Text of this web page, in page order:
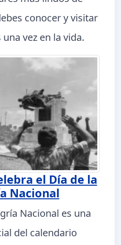
conocer y visitar
vez en la vida.
el Día de la
Nacional
Nacional es una
del calendario